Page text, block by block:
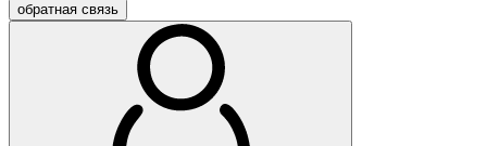
обратная связь